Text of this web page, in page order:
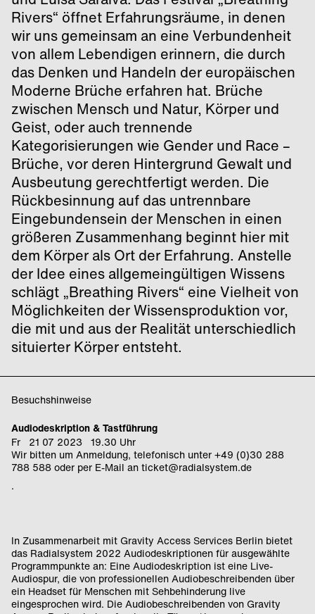
Rivers“ öffnet Erfahrungsräume, in denen
wir uns gemeinsam an eine Verbundenheit
von allem Lebendigen erinnern, die durch
das Denken und Handeln der europäischen
Moderne Brüche erfahren hat. Brüche
zwischen Mensch und Natur, Körper und
Geist, oder auch trennende
Kategorisierungen wie Gender und Race –
Brüche, vor deren Hintergrund Gewalt und
Ausbeutung gerechtfertigt werden. Die
Rückbesinnung auf das untrennbare
Eingebundensein der Menschen in einen
größeren Zusammenhang beginnt hier mit
dem Körper als Ort der Erfahrung. Anstelle
der Idee eines allgemeingültigen Wissens
schlägt „Breathing Rivers“ eine Vielheit von
Möglichkeiten der Wissensproduktion vor,
die mit und aus der Realität unterschiedlich
situierter Körper entsteht.
Besuchshinweise
Audiodeskription & Tastführung
Fr 21 07 2023 19.30 Uhr
Wir bitten um Anmeldung, telefonisch unter +49 (0)30 288
788 588 oder per E-Mail an ticket@radialsystem.de
.
In Zusammenarbeit mit Gravity Access Services Berlin bietet
das Radialsystem 2022 Audiodeskriptionen für ausgewählte
Programmpunkte an: Eine Audiodeskription ist eine Live-
Audiospur, die von professionellen Audiobeschreibenden über
ein Headset für Menschen mit Sehbehinderung live
eingesprochen wird. Die Audiobeschreibenden von Gravity